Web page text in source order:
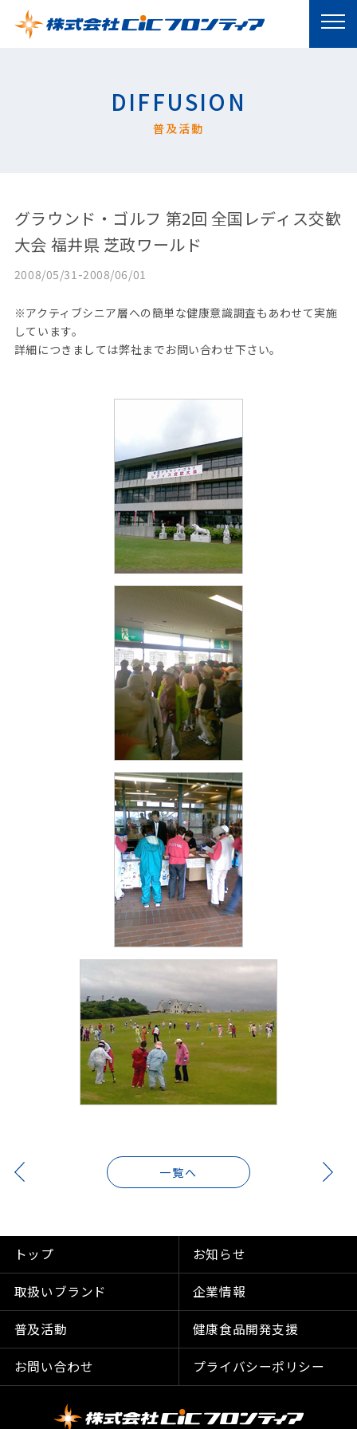
DIFFUSION
普及活動
グラウンド・ゴルフ 第2回 全国レディス交歓
大会 福井県 芝政ワールド
2008/05/31-2008/06/01
※アクティブシニア層への簡単な健康意識調査もあわせて実施
しています。
詳細につきましては弊社までお問い合わせ下さい。
一覧へ
トップ お知らせ
取扱いブランド 企業情報
普及活動 健康食品開発支援
お問い合わせ プライバシーポリシー